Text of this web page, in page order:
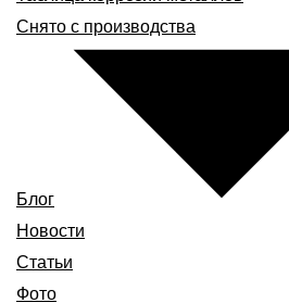
Снято с производства
Блог
Новости
Статьи
Фото